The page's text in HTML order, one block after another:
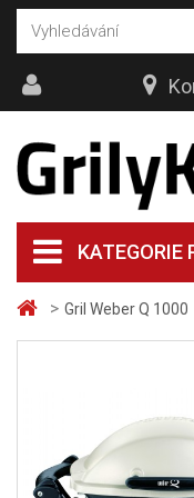
> Gril Weber Q 1000
KATEGORIE